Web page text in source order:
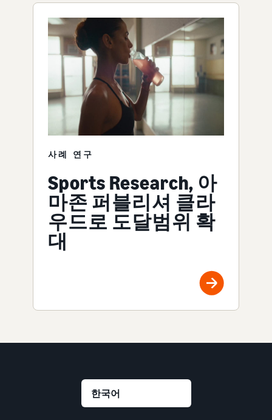
사례 연구
Sports Research, 아
마존 퍼블리셔 클라
우드로 도달범위 확
대